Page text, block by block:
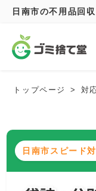
日南市の不用品回
トップページ 対
日南市スピード